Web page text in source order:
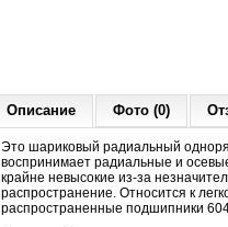
Описание Фото (0)
Это шариковый радиальный
воспринимает радиальные и
крайне невысокие из-за
распространение. Относится к
распространенные подшипники